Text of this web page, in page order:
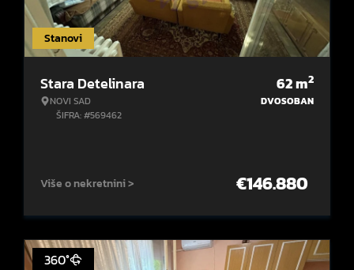
Stanovi
Stara Detelinara
NOVI SAD
ŠIFRA: #569462
62m2
DVOSOBAN
Više o nekretnini > €146.880
360°